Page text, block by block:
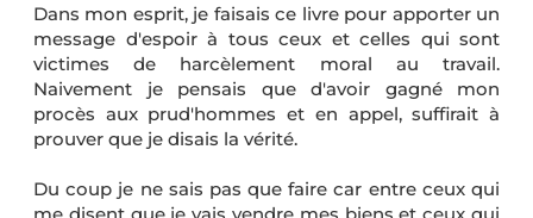
Dans mon esprit, je faisais ce livre pour apporter un
message d'espoir à tous ceux et celles qui sont
victimes de harcèlement moral au travail.
Naivement je pensais que d'avoir gagné mon
procès aux prud'hommes et en appel, suffirait à
prouver que je disais la vérité.
Du coup je ne sais pas que faire car entre ceux qui
me disent que je vais vendre mes biens et ceux qui